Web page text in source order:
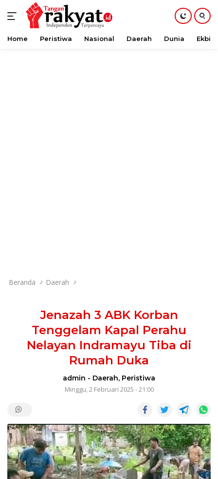
Langsung
Home Peristiwa Nasional Daerah Dunia Ekbis
Beranda Daerah
Jenazah 3 ABK Korban
Tenggelam Kapal Perahu
Nelayan Indramayu Tiba di
Rumah Duka
admin - Daerah, Peristiwa
Minggu, 2 Februari 2025 - 21:00